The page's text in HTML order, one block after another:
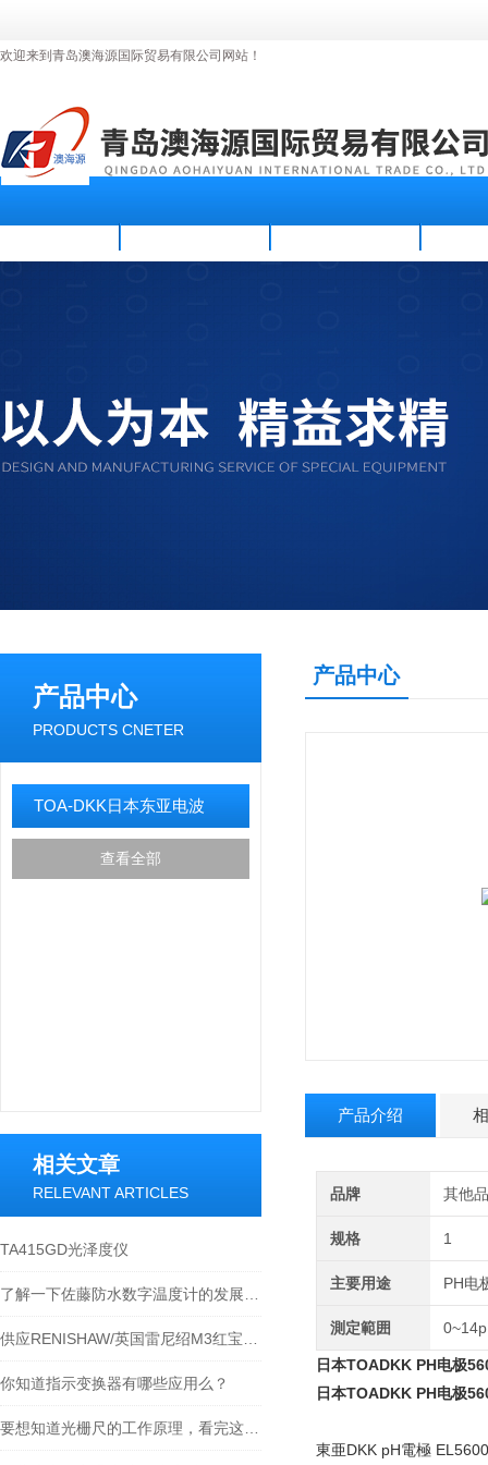
欢迎来到青岛澳海源国际贸易有限公司网站！
产品中心
PRODUCTS CNETER
TOA-DKK日本东亚电波
查看全部
相关文章
RELEVANT ARTICLES
TA415GD光泽度仪
你知道指示变换器有哪些应用么？
产品中心
产品介绍
品牌 其他
规格 1
主要用途 PH电
測定範囲
日本TOADKK PH电极
日本TOADKK PH电极
東亜DKK pH電極